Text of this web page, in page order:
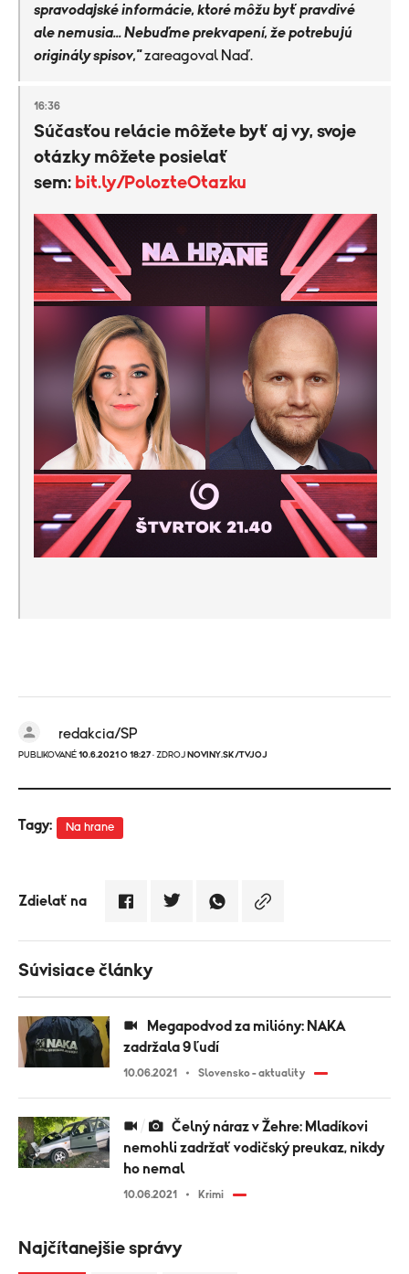
spravodajské informácie, ktoré môžu byť pravdivé
ale nemusia... Nebuďme prekvapení, že potrebujú
originály spisov,"zareagoval Naď.
16:36
Súčasťou relácie môžete byť aj vy, svoje
otázky môžete posielať
sem: bit.ly/PolozteOtazku
redakcia/SP
PUBLIKOVANÉ 10.6.2021 O 18:27 · ZDROJ NOVINY.SK/TVJOJ
Tagy: Na hrane
Zdielať na
Súvisiace články
zadržala 9 ľudí
10.06.2021 Slovensko - aktuality
nemohli zadržať vodičský preukaz, nikdy
ho nemal
10.06.2021 Krimi
Najčítanejšie správy